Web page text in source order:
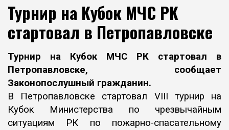
Турнир на Кубок МЧС РК
стартовал в Петропавловске
Турнир на Кубок МЧС РК стартовал в
Петропавловске, сообщает
Законопослушный гражданин.
В Петропавловске стартовал VIII турнир на
Кубок Министерства по чрезвычайным
ситуациям РК по пожарно-спасательному